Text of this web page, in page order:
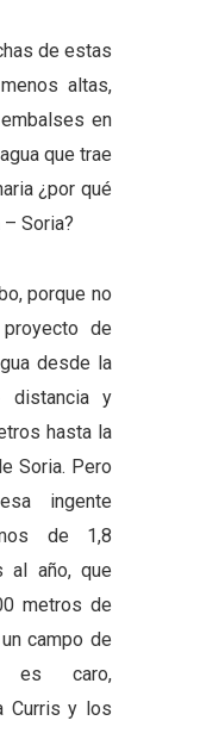
de estas
altas,
en
que trae
¿por qué
Soria?
porque no
de
desde la
distancia y
hasta la
Soria. Pero
ingente
de 1,8
al año, que
metros de
campo de
caro,
Curris y los